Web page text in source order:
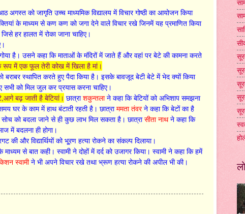
को जागृति उच्च माध्यमिक विद्यालय में विचार गोष्ठी का आयोजन किया
के माध्यम से कण कण को जगा देने वाले विचार रखे जिनमें यह प्रमाणित किया
हर हालत में रोका जाना चाहिए।
है। उसने कहा कि माताओं के मंदिरों में जाते हैं और वहां पर बेटे की कामना करते
रूप में एक फूल तेरी कोख में खिला है मां।
बराबर स्थापित करते हुए पैदा किया है। इसके बावजूद बेटी बेटे में भेद क्यों किया
को मिल जुल कर प्रयास करना चाहिए।
बढ़ जाती है बेटियां। छात्राशकुन्तलाने कहा कि बेटियों को अभिशाप समझना
घर के काम में हाथ बंटाती रहती है। छात्राममता तंवरने कहा कि बेटों का है
को बदला जाने से ही कुछ लाभ मिल सकता है। छात्रासीता नाथने कहा कि
में बदलना ही होगा।
और विद्यार्थियों को भू्रण हत्या रोकने का संकल्प दिलाया।
से बात कही। स्वामी ने दोहों में दर्द को उजागर किया। स्वामी ने कहा कि हमें
स्वामीने भी अपने विचार रखे तथा भ्रूण हत्या रोकने की अपील भी की।